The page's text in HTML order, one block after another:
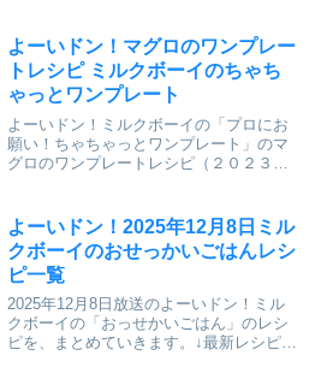
よーいドン！マグロのワンプレー
トレシピ ミルクボーイのちゃち
ゃっとワンプレート
よーいドン！ミルクボーイの「プロにお
願い！ちゃちゃっとワンプレート」のマ
グロのワンプレートレシピ（２０２３年
めて今までのレシピを記事にしていま
す。⇒「ミルクボーイのプロ...
よーいドン！2025年12月8日ミル
クボーイのおせっかいごはんレシ
ピ一覧
2025年12月8日放送のよーいドン！ミル
クボーイの「おっせかいごはん」のレシ
ピを、まとめていきます。↓最新レシピも